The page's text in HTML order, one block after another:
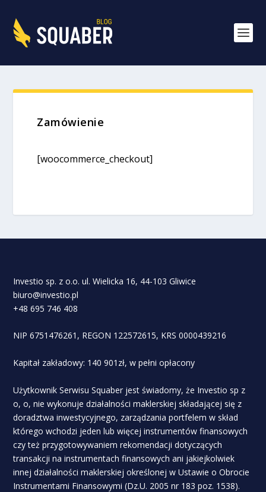
Zamówienie
[woocommerce_checkout]
Investio sp. z o.o. ul. Wielicka 16, 44-103 Gliwice
biuro@investio.pl
+48 695 746 408
NIP 6751476261, REGON 122572615, KRS 0000439216
Kapitał zakładowy: 140 901zł, w pełni opłacony
Użytkownik Serwisu Squaber jest świadomy, że Investio sp z
o, o, nie wykonuje działalności maklerskiej składającej się z
doradztwa inwestycyjnego, zarządzania portfelem w skład
którego wchodzi jeden lub więcej instrumentów finansowych
czy też przygotowywaniem rekomendacji dotyczących
transakcji na instrumentach finansowych ani jakiejkolwiek
innej działalności maklerskiej określonej w Ustawie o Obrocie
Instrumentami Finansowymi (Dz.U. 2005 nr 183 poz. 1538).